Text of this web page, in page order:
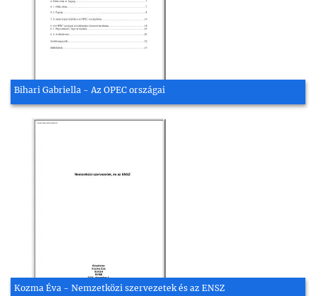
Bihari Gabriella - Az OPEC országai
Kozma Éva - Nemzetközi szervezetek és az ENSZ